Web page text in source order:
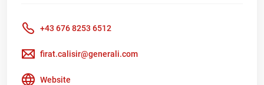
+43 676 8253 6512
firat.calisir@generali.com
Website